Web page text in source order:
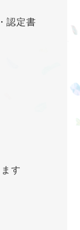
認定書
す